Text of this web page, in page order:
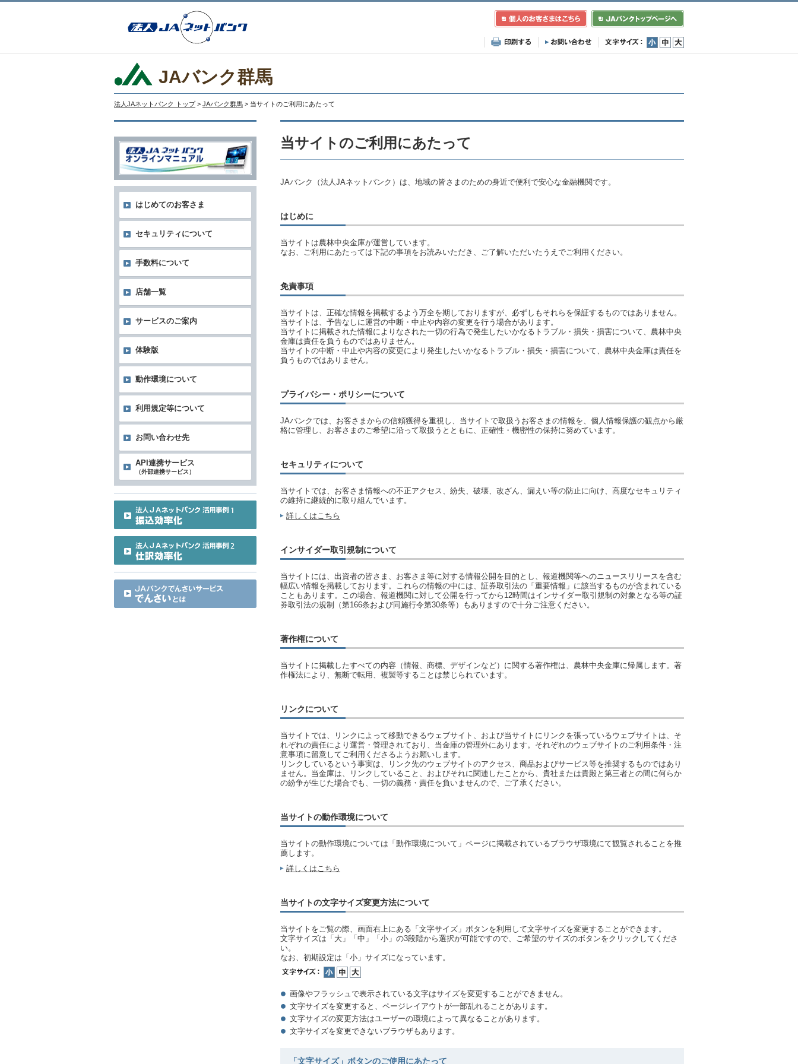
小 中 大
JAバンク群馬
法人JAネットバンク トップ > JAバンク群馬 > 当サイトのご利用にあたって
当サイトのご利用にあたって
JAバンク（法人JAネットバンク）は、地域の皆さまのための身近で便利で安心な金融機関です。
はじめに
当サイトは農林中央金庫が運営しています。
なお、ご利用にあたっては下記の事項をお読みいただき、ご了解いただいたうえでご利用ください。
免責事項
当サイトは、正確な情報を掲載するよう万全を期しておりますが、必ずしもそれらを保証するものではありません。
当サイトは、予告なしに運営の中断・中止や内容の変更を行う場合があります。
当サイトに掲載された情報によりなされた一切の行為で発生したいかなるトラブル・損失・損害について、農林中央
金庫は責任を負うものではありません。
当サイトの中断・中止や内容の変更により発生したいかなるトラブル・損失・損害について、農林中央金庫は責任を
負うものではありません。
プライバシー・ポリシーについて
JAバンクでは、お客さまからの信頼獲得を重視し、当サイトで取扱うお客さまの情報を、個人情報保護の観点から厳
格に管理し、お客さまのご希望に沿って取扱うとともに、正確性・機密性の保持に努めています。
セキュリティについて
当サイトでは、お客さま情報への不正アクセス、紛失、破壊、改ざん、漏えい等の防止に向け、高度なセキュリティ
の維持に継続的に取り組んでいます。
詳しくはこちら
インサイダー取引規制について
当サイトには、出資者の皆さま、お客さま等に対する情報公開を目的とし、報道機関等へのニュースリリースを含む
幅広い情報を掲載しております。これらの情報の中には、証券取引法の「重要情報」に該当するものが含まれている
こともあります。この場合、報道機関に対して公開を行ってから12時間はインサイダー取引規制の対象となる等の証
券取引法の規制（第166条および同施行令第30条等）もありますので十分ご注意ください。
著作権について
当サイトに掲載したすべての内容（情報、商標、デザインなど）に関する著作権は、農林中央金庫に帰属します。著
作権法により、無断で転用、複製等することは禁じられています。
リンクについて
当サイトでは、リンクによって移動できるウェブサイト、および当サイトにリンクを張っているウェブサイトは、そ
れぞれの責任により運営・管理されており、当金庫の管理外にあります。それぞれのウェブサイトのご利用条件・注
意事項に留意してご利用くださるようお願いします。
リンクしているという事実は、リンク先のウェブサイトのアクセス、商品およびサービス等を推奨するものではあり
ません。当金庫は、リンクしていること、およびそれに関連したことから、貴社または貴殿と第三者との間に何らか
の紛争が生じた場合でも、一切の義務・責任を負いませんので、ご了承ください。
当サイトの動作環境について
当サイトの動作環境については「動作環境について」ページに掲載されているブラウザ環境にて観覧されることを推
薦します。
詳しくはこちら
当サイトの文字サイズ変更方法について
当サイトをご覧の際、画面右上にある「文字サイズ」ボタンを利用して文字サイズを変更することができます。
文字サイズは「大」「中」「小」の3段階から選択が可能ですので、ご希望のサイズのボタンをクリックしてくださ
い。
なお、初期設定は「小」サイズになっています。
画像やフラッシュで表示されている文字はサイズを変更することができません。
文字サイズを変更すると、ページレイアウトが一部乱れることがあります。
文字サイズの変更方法はユーザーの環境によって異なることがあります。
文字サイズを変更できないブラウザもあります。
「文字サイズ」ボタンのご使用にあたって
はじめてのお客さま
セキュリティについて
手数料について
店舗一覧
サービスのご案内
体験版
動作環境について
利用規定等について
お問い合わせ先
API連携サービス
（外部連携サービス）